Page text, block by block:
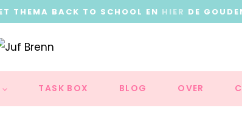
THEMA BACK TO SCHOOL EN HIER DE
TASK BOX BLOG OVER